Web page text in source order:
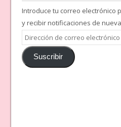
Introduce tu correo electrónico
y recibir notificaciones de
Dirección
de
correoSuscribir